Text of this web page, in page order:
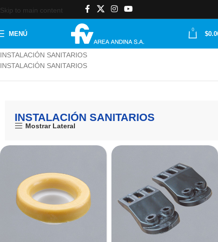
Skip to main content
MENÚ
0
$
Repuestos de sanitarios
INSTALACIÓN SANITARIOS
INSTALACIÓN SANITARIOS
INSTALACIÓN SANITARIOS
Mostrar Lateral